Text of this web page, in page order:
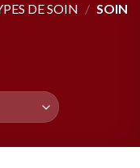
DE SOIN / SOIN